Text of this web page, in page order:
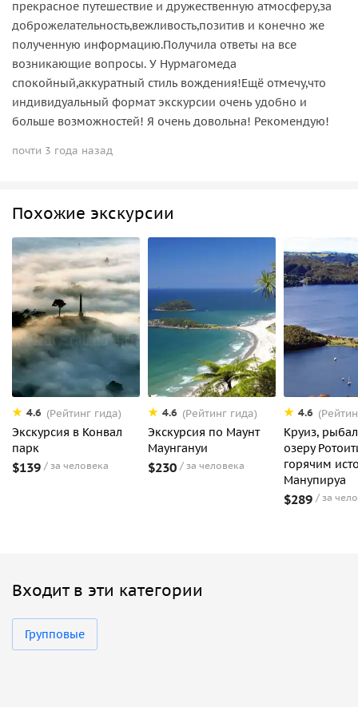
прекрасное путешествие и дружественную атмосферу,за
доброжелательность,вежливость,позитив и конечно же
полученную информацию.Получила ответы на все
возникающие вопросы. У Нурмагомеда
спокойный,аккуратный стиль вождения!Ещё отмечу,что
индивидуальный формат экскурсии очень удобно и
больше возможностей! Я очень довольна! Рекомендую!
почти 3 года назад
Похожие экскурсии
4.6 (Рейтинг гида)
Экскурсия в Конвал
парк
$139 за человека
4.6 (Рейтинг гида)
Экскурсия по Маунт
Маунгануи
$230 за человека
4.6
Круиз,
озеру
горячим
Манупируа
$289 за
Входит в эти категории
Групповые